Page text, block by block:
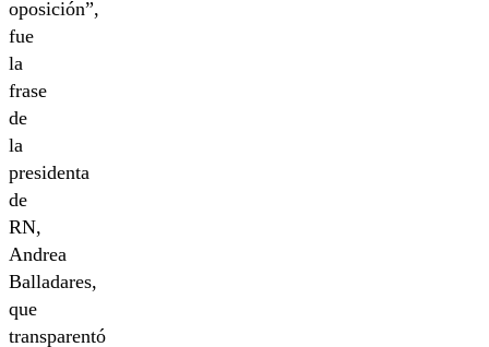
oposición”,
fue
la
frase
de
la
presidenta
de
RN,
Andrea
Balladares,
que
transparentó